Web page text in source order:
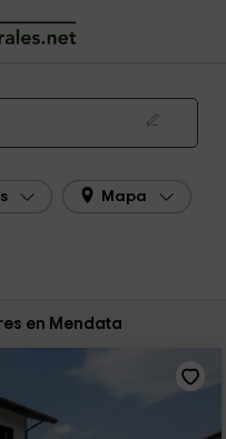
Mapa
en Mendata